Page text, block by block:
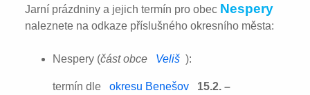
Jarní prázdniny a jejich termín pro obec Nespery
naleznete na odkaze příslušného okresního města:
Nespery (část obce Veliš ):
termín dle okresu Benešov
15.2. –